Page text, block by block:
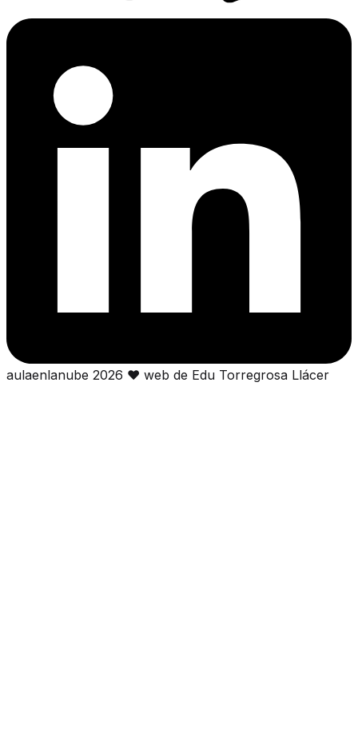
aulaenlanube 2026 ❤ web de Edu Torregrosa Llácer